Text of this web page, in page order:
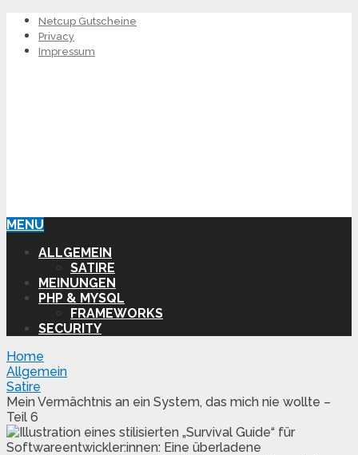
Netcup Gutscheine
Privacy
Impressum
MENU
ALLGEMEIN
SATIRE
MEINUNGEN
PHP & MYSQL
FRAMEWORKS
SECURITY
Home
Allgemein
Satire
Mein Vermächtnis an ein System, das mich nie wollte –
Teil 6